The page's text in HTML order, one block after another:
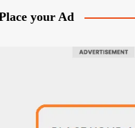
your Ad